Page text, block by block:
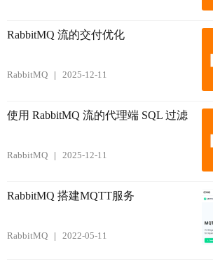
RabbitMQ 流的交付优化
RabbitMQ 2025-12-11
使用 RabbitMQ 流的代理端 SQL 过滤
RabbitMQ 2025-12-11
RabbitMQ 搭建MQTT服务
RabbitMQ 2022-05-11